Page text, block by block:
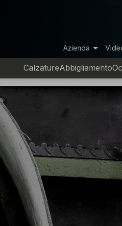
Azienda arrow_drop_down
CalzatureAbbigliamento